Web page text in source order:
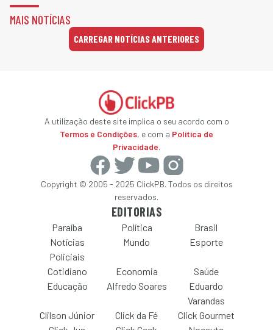
MAIS NOTÍCIAS
CARREGAR NOTÍCIAS ANTERIORES
A utilização deste site implica o seu acordo com o
Termos e Condições, e com a Política de
Privacidade.
Copyright © 2005 - 2025 ClickPB. Todos os direitos
reservados.
EDITORIAS
Paraíba Política
Brasil
Notícias
Policiais
Mundo Esporte
Cotidiano Economia
Saúde
Educação
Alfredo Soares
Eduardo
Varandas
Clilson Júnior
Click da Fé
Click Gourmet